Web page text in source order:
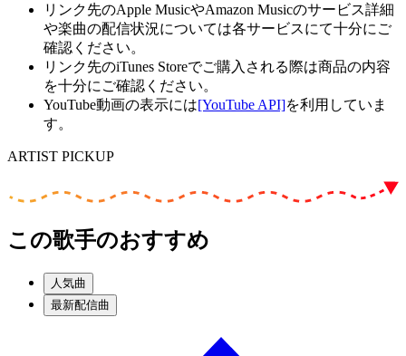
リンク先のApple MusicやAmazon Musicのサービス詳細
や楽曲の配信状況については各サービスにて十分にご
確認ください。
リンク先のiTunes Storeでご購入される際は商品の内容
を十分にご確認ください。
YouTube動画の表示には[YouTube API]を利用していま
す。
ARTIST PICKUP
この歌手のおすすめ
人気曲
最新配信曲